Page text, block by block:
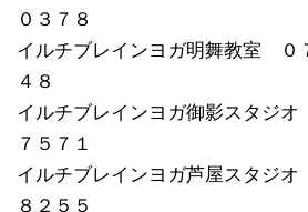
０３７８
イルチブレインヨガ明舞教室 ０
４８
イルチブレインヨガ御影スタジ
７５７１
イルチブレインヨガ芦屋スタジ
８２５５